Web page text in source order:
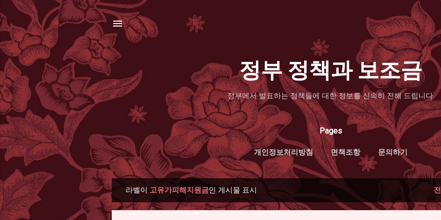
정부 정책과 보조금
정부에서 발표하는 정책들에 대한 정보를 신속히 전해 드립니다.
Pages
개인정보처리방침 면책조항 문의하기
라벨이 고유가피해지원금인 게시물 표시